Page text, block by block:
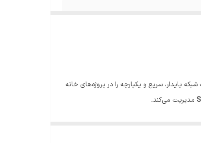
پایدار، سریع و یکپارچه را در پروژه‌های خانه
مدیریت می‌کند.